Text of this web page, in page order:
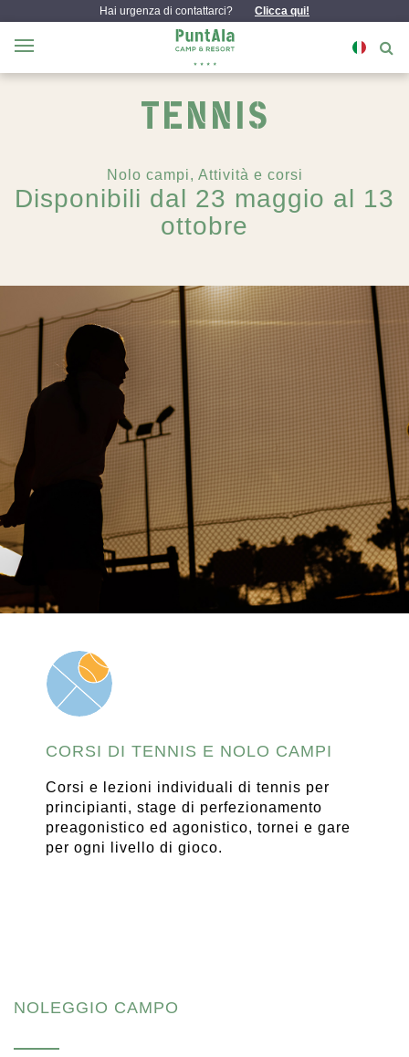
Hai urgenza di contattarci? Clicca qui!
TENNIS
Nolo campi, Attività e corsi
Disponibili dal 23 maggio al 13
ottobre
CORSI DI TENNIS E NOLO CAMPI
Corsi e lezioni individuali di tennis per
principianti, stage di perfezionamento
preagonistico ed agonistico, tornei e gare
per ogni livello di gioco.
NOLEGGIO CAMPO